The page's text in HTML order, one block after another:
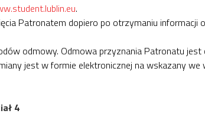
.
Patronatem dopiero po otrzymaniu informacji
odmowy. Odmowa przyznania Patronatu
jest w formie elektronicznej na wskazany
4